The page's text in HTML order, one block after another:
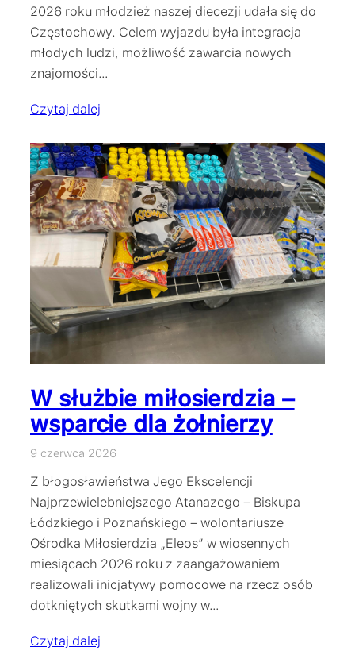
2026 roku młodzież naszej diecezji udała się do
Częstochowy. Celem wyjazdu była integracja
młodych ludzi, możliwość zawarcia nowych
znajomości…
Czytaj dalej
W służbie miłosierdzia –
wsparcie dla żołnierzy
9 czerwca 2026
Z błogosławieństwa Jego Ekscelencji
Najprzewielebniejszego Atanazego – Biskupa
Łódzkiego i Poznańskiego – wolontariusze
Ośrodka Miłosierdzia „Eleos” w wiosennych
miesiącach 2026 roku z zaangażowaniem
realizowali inicjatywy pomocowe na rzecz osób
dotkniętych skutkami wojny w…
Czytaj dalej